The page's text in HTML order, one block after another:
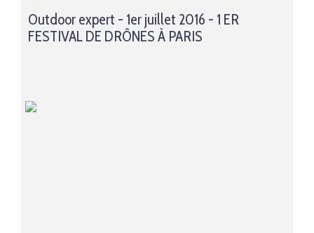
Outdoor expert - 1er juillet 2016 - 1 ER
FESTIVAL DE DRÔNES À PARIS